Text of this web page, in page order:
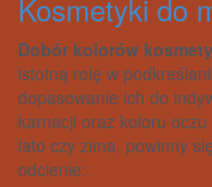
Kosmetyki do
Dobór kolorów
istotną rolę w
dopasowanie ich do
karnacji oraz koloru oczu
lato czy zima, powinny
odcienie: